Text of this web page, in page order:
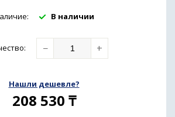
В наличии
: − +
Нашли дешевле?
208 530 ₸